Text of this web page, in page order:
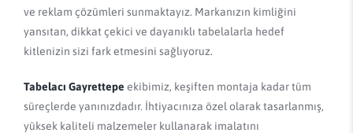
ve reklam çözümleri sunmaktayız. Markanızın kimliğini
yansıtan, dikkat çekici ve dayanıklı tabelalarla hedef
kitlenizin sizi fark etmesini sağlıyoruz.
Tabelacı Gayrettepe ekibimiz, keşiften montaja kadar tüm
süreçlerde yanınızdadır. İhtiyacınıza özel olarak tasarlanmış,
yüksek kaliteli malzemeler kullanarak imalatını